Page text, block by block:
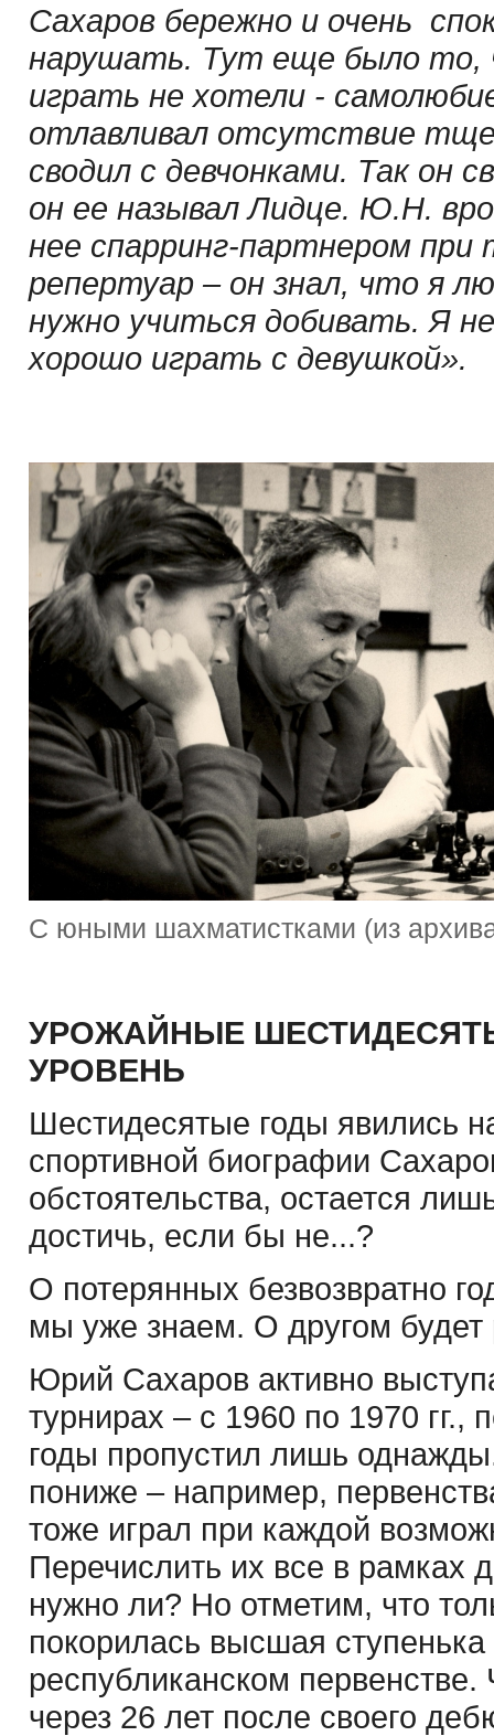
Сахаров бережно и очень
нарушать. Тут еще было то,
играть не хотели -
отлавливал отсутствие
сводил с девчонками. Так он
он ее называл Лидце. Ю.Н.
нее спарринг-партнером
репертуар – он знал, что я
нужно учиться добивать. Я
хорошо играть с девушкой».
С юными шахматистками (из
УРОЖАЙНЫЕ
УРОВЕНЬ
Шестидесятые годы явились
спортивной биографии
обстоятельства, остается
достичь, если бы не...?
О потерянных безвозвратно
мы уже знаем. О другом будет
Юрий Сахаров активно
турнирах – с 1960 по 1970 гг.,
годы пропустил лишь
пониже – например,
тоже играл при каждой
Перечислить их все в рамках
нужно ли? Но отметим, что
покорилась высшая
республиканском
через 26 лет после своего